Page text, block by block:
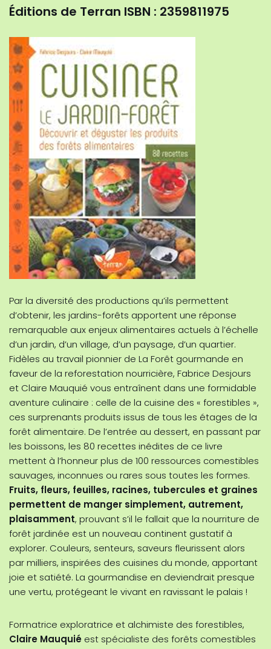
Éditions de Terran ISBN : 2359811975
Par la diversité des productions qu’ils permettent
d’obtenir, les jardins-forêts apportent une réponse
remarquable aux enjeux alimentaires actuels à l’échelle
d’un jardin, d’un village, d’un paysage, d’un quartier.
Fidèles au travail pionnier de La Forêt gourmande en
faveur de la reforestation nourricière, Fabrice Desjours
et Claire Mauquié vous entraînent dans une formidable
aventure culinaire : celle de la cuisine des « forestibles »,
ces surprenants produits issus de tous les étages de la
forêt alimentaire. De l’entrée au dessert, en passant par
les boissons, les 80 recettes inédites de ce livre
mettent à l’honneur plus de 100 ressources comestibles
sauvages, inconnues ou rares sous toutes les formes.
Fruits, fleurs, feuilles, racines, tubercules et graines
permettent de manger simplement, autrement,
plaisamment, prouvant s’il le fallait que la nourriture de
forêt jardinée est un nouveau continent gustatif à
explorer. Couleurs, senteurs, saveurs fleurissent alors
par milliers, inspirées des cuisines du monde, apportant
joie et satiété. La gourmandise en deviendrait presque
une vertu, protégeant le vivant en ravissant le palais !
Formatrice exploratrice et alchimiste des forestibles,
Claire Mauquié est spécialiste des forêts comestibles